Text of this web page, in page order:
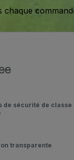
chaque
de sécurité de classe
transparente